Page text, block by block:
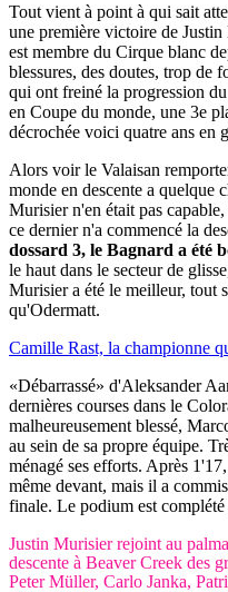
Tout vient à point à qui sait
une première victoire de
est membre du Cirque blanc
blessures, des doutes, trop de
qui ont freiné la progression
en Coupe du monde, une 3e
décrochée voici quatre ans en
Alors voir le Valaisan
monde en descente a quelque
Murisier n'en était pas
ce dernier n'a commencé la
dossard 3, le Bagnard a été
le haut dans le secteur de
Murisier a été le meilleur, tout
qu'Odermatt.
Camille Rast, la championne
«Débarrassé» d'Aleksander
dernières courses dans le
malheureusement blessé,
au sein de sa propre équipe.
ménagé ses efforts. Après
même devant, mais il a
finale. Le podium est
Justin Murisier rejoint au
descente à Beaver Creek des
Peter Müller, Carlo Janka,